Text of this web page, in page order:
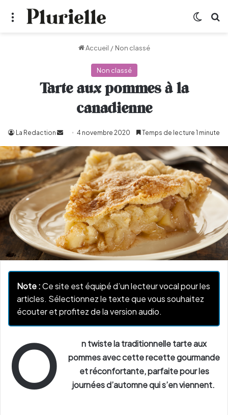
Menu
Accueil / Non classé
Non classé
Tarte aux pommes à la
canadienne
La Redaction
Envoyer
un
courriel
4 novembre 2020 Temps de lecture 1 minute
Note :Ce site est équipé d’un lecteur vocal pour les
articles. Sélectionnez le texte que vous souhaitez
écouter et profitez de la version audio.
O
n twiste la traditionnelle tarte aux
pommes avec cette recette gourmande
et réconfortante, parfaite pour les
journées d’automne qui s’en viennent.